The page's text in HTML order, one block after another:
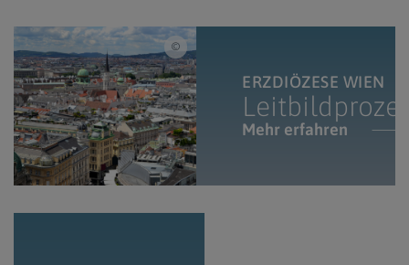
ERZDIÖZESE WIEN
Mehr erfahren